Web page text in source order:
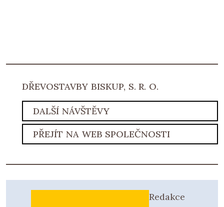
DŘEVOSTAVBY BISKUP, S. R. O.
DALŠÍ NÁVŠTĚVY
PŘEJÍT NA WEB SPOLEČNOSTI
Redakce